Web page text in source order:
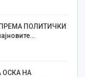
ПОЛИТИЧКИ
ОСКА НА